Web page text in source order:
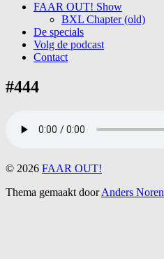
FAAR OUT! Show
BXL Chapter (old)
De specials
Volg de podcast
Contact
#444
© 2026 FAAR OUT!
Thema gemaakt doorAnders Noren